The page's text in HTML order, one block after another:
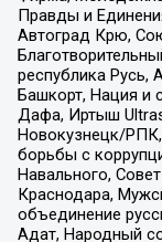
Правды и
Автоград Крю,
республика Русь,
Башкорт, Нация и
Дафа, Иртыш
Новокузнецк/
борьбы с
Навального,
Краснодара,
объединение
Адат, Народный